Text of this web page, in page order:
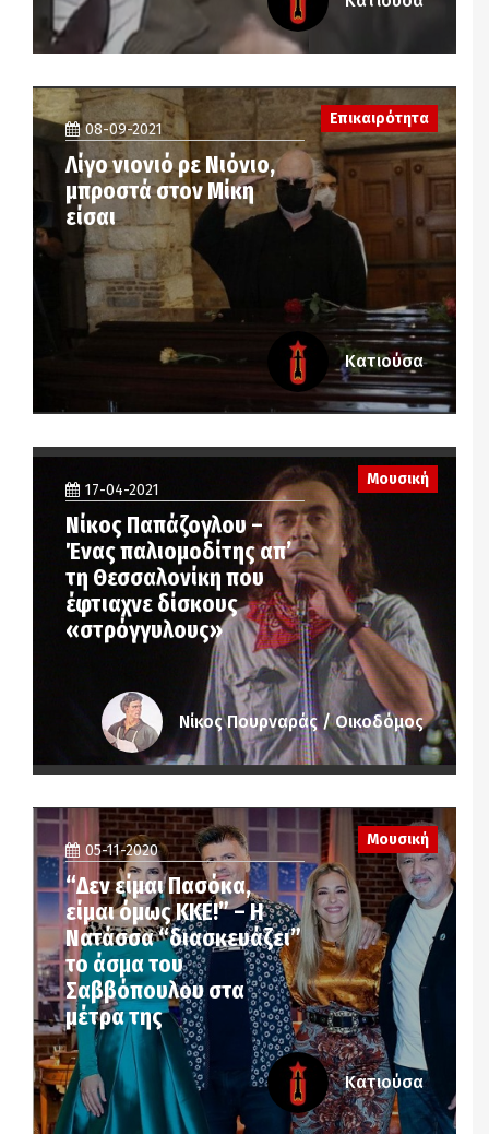
08-09-2021
Λίγο νιονιό ρε Νιόνιο,
μπροστά στον Μίκη
είσαι
Επικαιρότητα
Κατιούσα
17-04-2021
Νίκος Παπάζογλου –
Ένας παλιομοδίτης απ’
τη Θεσσαλονίκη που
έφτιαχνε δίσκους
«στρόγγυλους»
Μουσική
Νίκος Πουρναράς / Οικοδόμος
05-11-2020
“Δεν είμαι Πασόκα,
είμαι όμως ΚΚΕ!” – Η
Νατάσσα “διασκευάζει”
το άσμα του
Σαββόπουλου στα
μέτρα της
Μουσική
Κατιούσα